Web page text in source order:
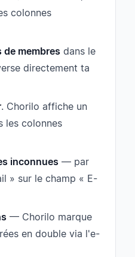
colonnes
de membres dans le
directement ta
. Chorilo affiche un
les colonnes
inconnues — par
» sur le champ « E-
— Chorilo marque
en double via l'e-